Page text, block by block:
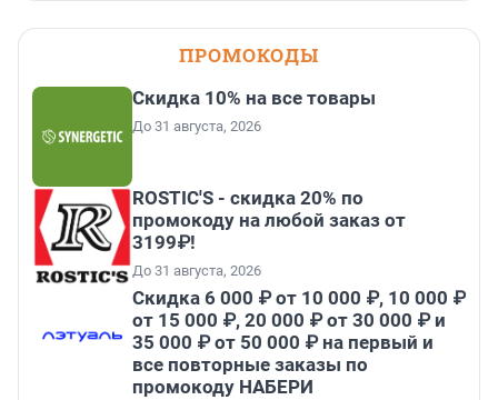
ПРОМОКОДЫ
Скидка 10% на все товары
До 31 августа, 2026
ROSTIC'S - скидка 20% по
промокоду на любой заказ от
3199₽!
До 31 августа, 2026
Скидка 6 000 ₽ от 10 000 ₽, 10 000 ₽
от 15 000 ₽, 20 000 ₽ от 30 000 ₽ и
35 000 ₽ от 50 000 ₽ на первый и
все повторные заказы по
промокоду НАБЕРИ